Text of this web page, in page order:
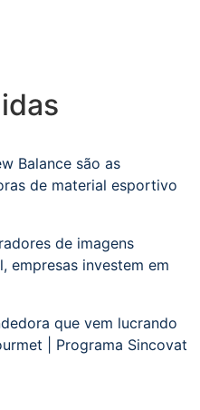
Balance são as
de material esportivo
de imagens
empresas investem em
que vem lucrando
| Programa Sincovat